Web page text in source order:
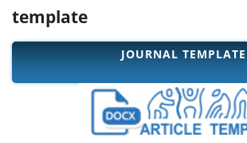
template
JOURNAL TEMPLATE